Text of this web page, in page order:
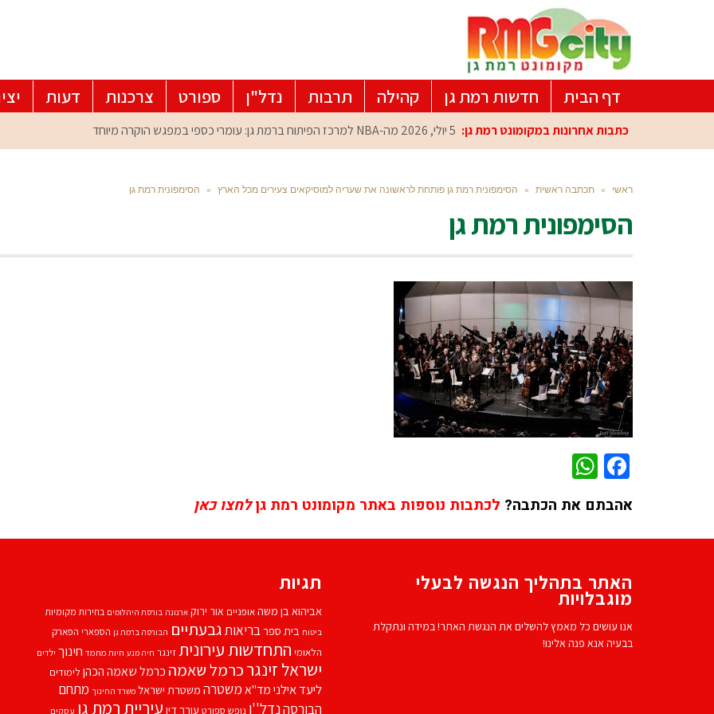
דף הבית חדשות רמת גן קהילה תרבות נדל"ן ספורט צרכנות דעות
כתבות אחרונות במקומונט רמת גן: 5 יולי, 2026 מה-NBA למרכז הפיתוח ברמת גן: עומרי כספי במפגש הוקרה מיוחד
ראשי » תכתבה ראשית » הסימפונית רמת גן פותחת לראשונה את שעריה למוסיקאים צעירים מכל הארץ » הסימפונית רמת גן
הסימפונית רמת גן
Facebook
אהבתם את הכתבה? לכתבות נוספות באתר מקומונט רמת גןלחצו כאן
האתר בתהליך הנגשה לבעלי
מוגבלויות
אנו עושים כל מאמץ להשלים את הנגשת האתר! במידה ונתקלת
בבעיה אנא פנה אלינו!
תגיות
אביהוא בן משהאופניים אור ירוק ארנונה בורסת היהלומים בחירות מקומיות
ביטוח בית ספרבריאותגבעתיים הבורסה ברמת גן הספארי הפארק
הלאומי התחדשות עירוניתזינגר חיה מנע חיות מחמד חינוך ילדים
ישראל זינגרכרמל שאמה כרמל שאמה הכהן לימודים
ליעד אילנימד''אמשטרה משטרת ישראל משרד החינוך מתחם
הבורסהנדל''ן נופש ספורט עורך דין עיריית רמת גן עסקים